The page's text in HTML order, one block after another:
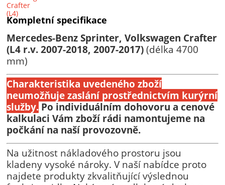
Kompletní specifikace
Mercedes-Benz Sprinter, Volkswagen Crafter
(L4 r.v. 2007-2018, 2007-2017)(délka 4700
mm)
Charakteristika uvedeného zboží
neumožňuje zaslání prostřednictvím kurýrní
služby. Po individuálním dohovoru a cenové
kalkulaci Vám zboží rádi namontujeme na
počkání na naší provozovně.
Na užitnost nákladového prostoru jsou
kladeny vysoké nároky. V naší nabídce proto
najdete produkty zkvalitňující výslednou